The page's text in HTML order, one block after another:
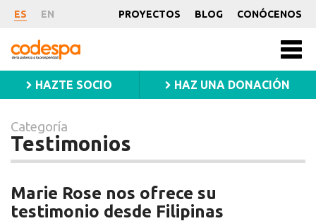
Categoría
Testimonios
ES EN PROYECTOS BLOG CONÓCENOS
CODESPA
HAZTE SOCIO HAZ UNA DONACIÓN
Categoría
Testimonios
Marie Rose nos ofrece su
testimonio desde Filipinas